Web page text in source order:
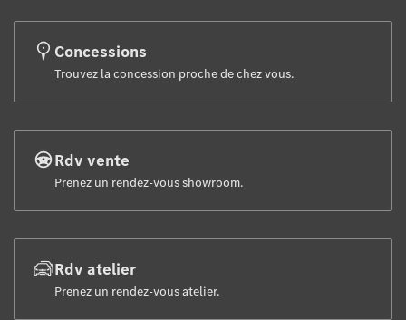
Concessions
Trouvez la concession proche de chez vous.
Rdv vente
Prenez un rendez-vous showroom.
Rdv atelier
Prenez un rendez-vous atelier.